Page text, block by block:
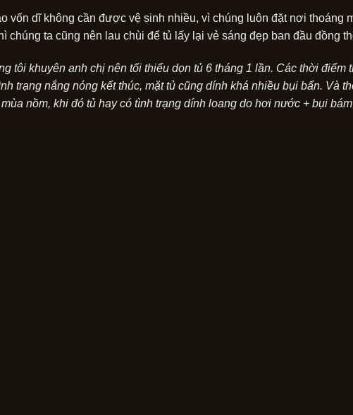
vốn dĩ không cần được vệ sinh nhiều, vì chúng luôn đặt nơi thoáng
chúng ta cũng nên lau chùi để tủ lấy lại vẻ sáng đẹp ban đầu đồng
tôi khuyên anh chị nên tối thiểu dọn tủ 6 tháng 1 lần. Các thời
trạng nắng nóng kết thúc, mặt tủ cũng dính khá nhiều bụi bẩn. Và
nồm, khi đó tủ hay có tình trạng dính loang do hơi nước + bụi